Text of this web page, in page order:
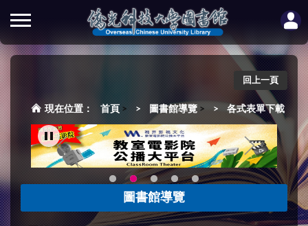
回上一頁
首頁 > 圖書館導覽 > 各式表單下載
圖書館導覽